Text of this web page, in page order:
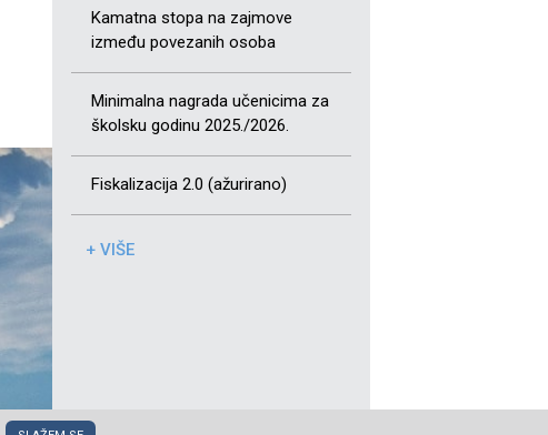
Kamatna stopa na zajmove
između povezanih osoba
Minimalna nagrada učenicima za
školsku godinu 2025./2026.
Fiskalizacija 2.0 (ažurirano)
+ VIŠE